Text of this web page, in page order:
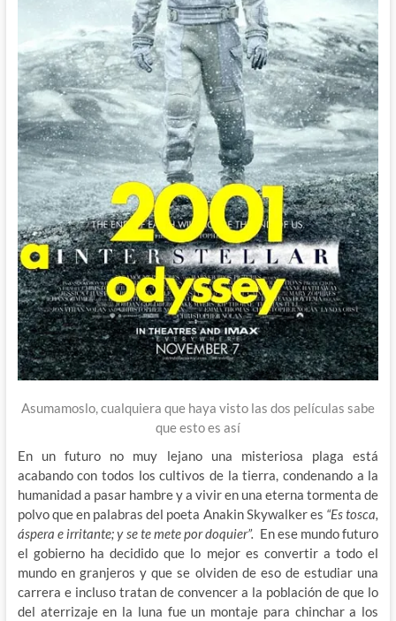
Asumamoslo, cualquiera que haya visto las dos películas sabe
que esto es así
En un futuro no muy lejano una misteriosa plaga está
acabando con todos los cultivos de la tierra, condenando a la
humanidad a pasar hambre y a vivir en una eterna tormenta de
polvo que en palabras del poeta Anakin Skywalker es “Es tosca,
áspera e irritante; y se te mete por doquier”. En ese mundo futuro
el gobierno ha decidido que lo mejor es convertir a todo el
mundo en granjeros y que se olviden de eso de estudiar una
carrera e incluso tratan de convencer a la población de que lo
del aterrizaje en la luna fue un montaje para chinchar a los